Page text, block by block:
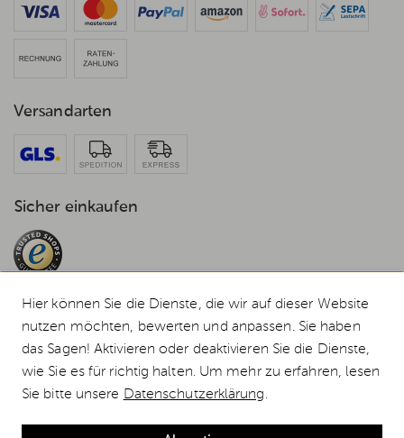
Versandarten
Sicher einkaufen
© 2026 Weststyle GmbH · Europas grosser Weber Spezialist
Alle Preise inkl. MwSt., inkl. Verpackungskosten und zzgl.
Durchgestrichene Preise entsprechen dem bisherigen Preis bei Weststyle.
Weber Abdeckhaube Premium für SEARWOOD (2025) günstig kaufen
Hier können Sie die Dienste, die wir auf dieser Website
nutzen möchten, bewerten und anpassen. Sie haben
das Sagen! Aktivieren oder deaktivieren Sie die Dienste,
wie Sie es für richtig halten. Um mehr zu erfahren, lesen
Sie bitte unsere Datenschutzerklärung.